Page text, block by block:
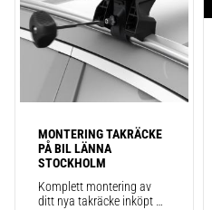
MONTERING TAKRÄCKE
PÅ BIL LÄNNA
STOCKHOLM
Komplett montering av
ditt nya takräcke inköpt